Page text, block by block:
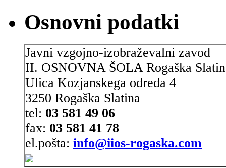
Osnovni podatki
Javni vzgojno-izobraževalni zavod
II. OSNOVNA ŠOLA Rogaška
Ulica Kozjanskega odreda 4
3250 Rogaška Slatina
tel: 03 581 49 06
fax: 03 581 41 78
el.pošta: info@iios-rogaska.com